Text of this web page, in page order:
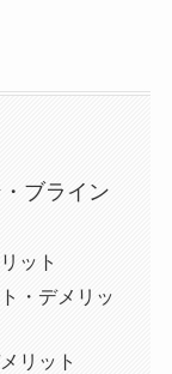
ブライン
ット
・デメリッ
リット